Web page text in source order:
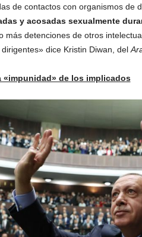
de contactos con organismos de
y acosadas sexualmente
más detenciones de otros
dice Kristin Diwan, del
«impunidad» de los implicados